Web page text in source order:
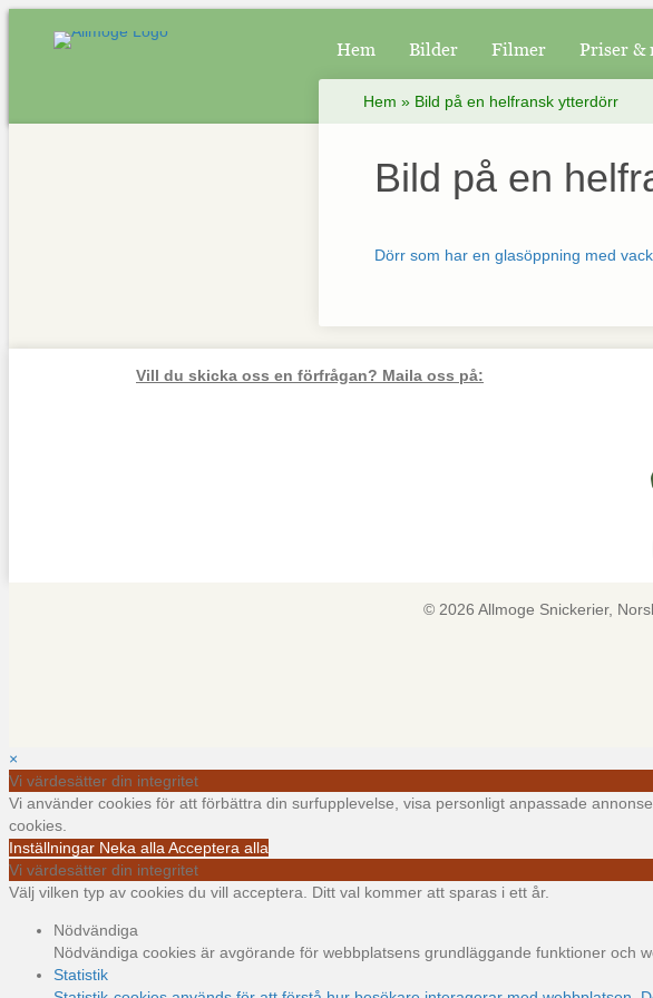
Hem Bilder Filmer Priser &
Hem » Bild på en helfransk ytterdörr
Bild på en
Dörr som har en glasöppning med
Vill du skicka oss en förfrågan? Maila oss på:
© 2026 Allmoge Snickerier,
×
Vi värdesätter din integritet
Vi använder cookies för att förbättra din surfupplevelse, visa personligt anpassade
cookies.
Inställningar Neka alla Acceptera alla
Vi värdesätter din integritet
Välj vilken typ av cookies du vill acceptera. Ditt val kommer att sparas i ett år.
Nödvändiga
Nödvändiga cookies är avgörande för webbplatsens grundläggande funktioner och
Statistik